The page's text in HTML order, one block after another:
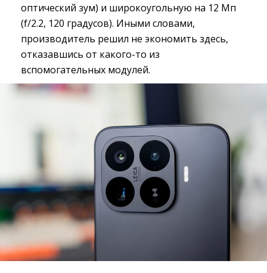
оптический зум) и широкоугольную на 12 Мп
(f/2.2, 120 градусов). Иными словами,
производитель решил не экономить здесь,
отказавшись от какого-то из
вспомогательных модулей.